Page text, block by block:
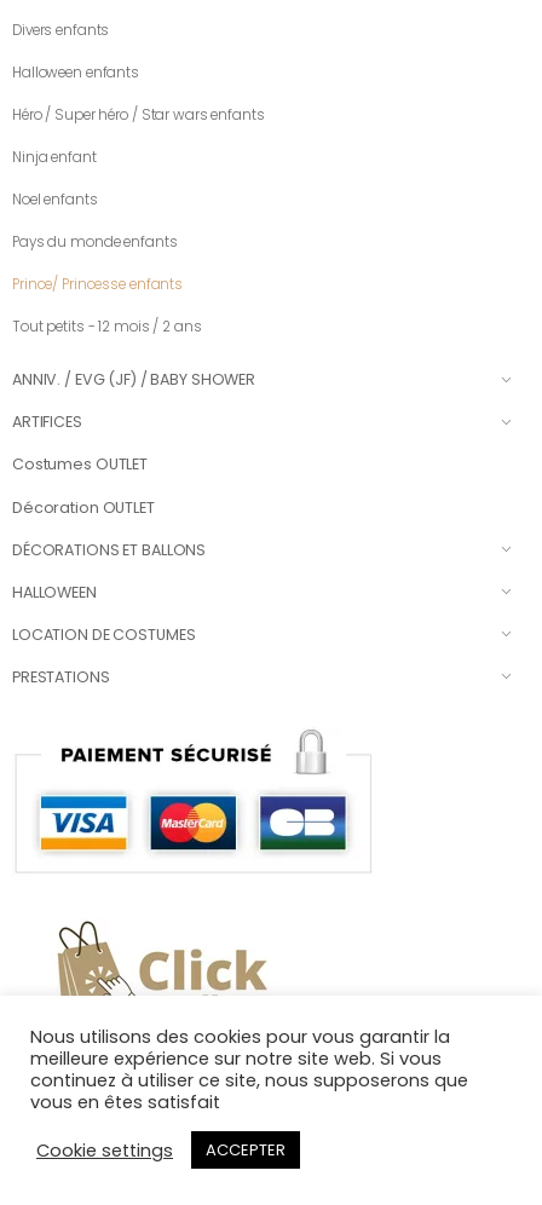
Divers enfants
Halloween enfants
Héro / Super héro / Star wars enfants
Ninja enfant
Noel enfants
Pays du monde enfants
Prince/ Princesse enfants
Tout petits - 12 mois / 2 ans
ANNIV. / EVG (JF) / BABY SHOWER
ARTIFICES
Costumes OUTLET
Décoration OUTLET
DÉCORATIONS ET BALLONS
HALLOWEEN
LOCATION DE COSTUMES
PRESTATIONS
Copyright 2025. Tous droits réservés.
Nous utilisons des cookies pour vous garantir la
meilleure expérience sur notre site web. Si vous
continuez à utiliser ce site, nous supposerons que
vous en êtes satisfait
Cookie settings
ACCEPTER